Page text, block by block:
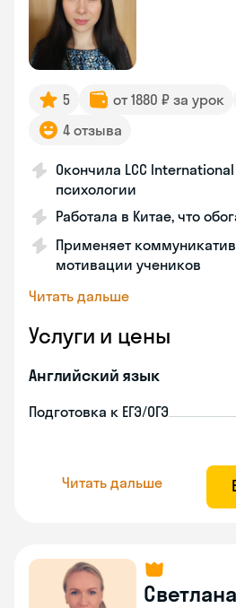
5 от 1880 ₽ за урок
4 отзыва
Окончила LCC
психологии
Работала в Китае, что
Применяет
мотивации учеников
Читать дальше
Услуги и цены
Английский язык
Подготовка к ЕГЭ/ОГЭ
Читать дальше
Светлана